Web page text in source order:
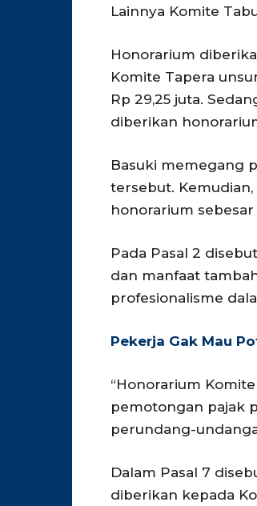
Lainnya Komite
Honorarium
Komite Tapera
Rp 29,25 juta.
diberikan
Basuki memegang
tersebut.
honorarium sebesar
Pada Pasal 2
dan manfaat
profesionalisme
Pekerja Gak Mau
“Honorarium
pemotongan pajak
perundang-
Dalam Pasal 7
diberikan kepada